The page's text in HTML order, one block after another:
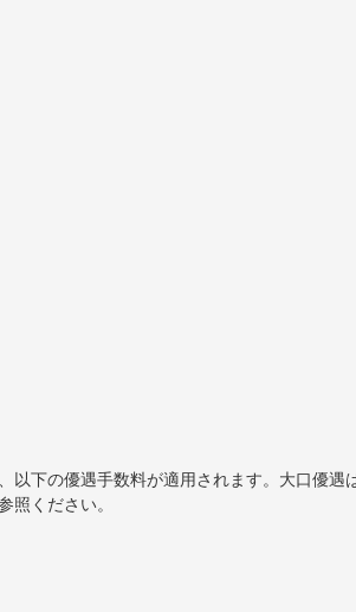
以下の優遇手数料が適用されます。大口優遇
照ください。